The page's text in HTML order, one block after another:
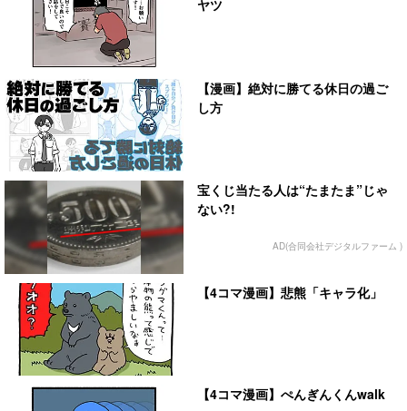
ヤツ
【漫画】絶対に勝てる休日の過ご
し方
宝くじ当たる人は“たまたま”じゃ
ない?!
AD(合同会社デジタルファーム )
【4コマ漫画】悲熊「キャラ化」
【4コマ漫画】ぺんぎんくんwalk